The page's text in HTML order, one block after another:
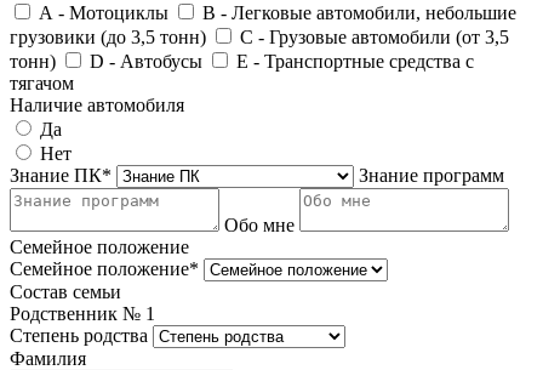
А - Мотоциклы
В - Легковые автомобили, небольшие
грузовики (до 3,5 тонн)
С - Грузовые автомобили (от 3,5
тонн)
D - Автобусы
E - Транспортные средства с
тягачом
Наличие автомобиля
Да
Нет
Знание ПК*
Знание программ
Обо мне
Семейное положение
Семейное положение*
Состав семьи
Родственник № 1
Степень родства
Фамилия